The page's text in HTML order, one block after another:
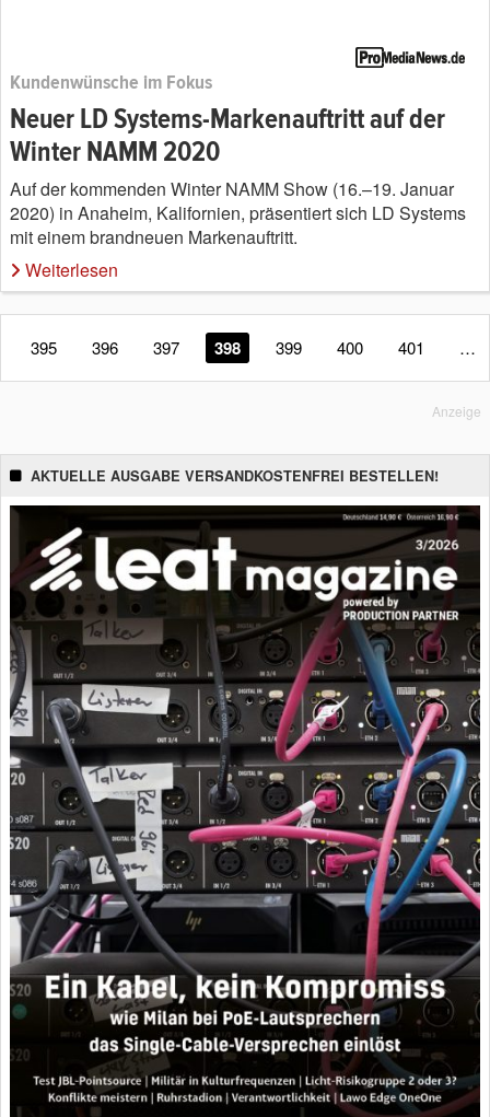
Kundenwünsche im Fokus
Neuer LD Systems-Markenauftritt auf der
Winter NAMM 2020
Auf der kommenden Winter NAMM Show (16.–19. Januar
2020) in Anaheim, Kalifornien, präsentiert sich LD Systems
mit einem brandneuen Markenauftritt.
Weiterlesen
395 396 397 398 399 400 401 …
Anzeige
AKTUELLE AUSGABE VERSANDKOSTENFREI BESTELLEN!